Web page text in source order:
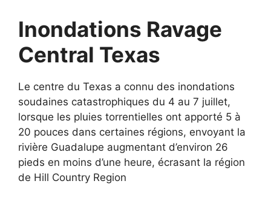
Inondations Ravage
Central Texas
Le centre du Texas a connu des inondations
soudaines catastrophiques du 4 au 7 juillet,
lorsque les pluies torrentielles ont apporté 5 à
20 pouces dans certaines régions, envoyant la
rivière Guadalupe augmentant d’environ 26
pieds en moins d’une heure, écrasant la région
de Hill Country Region